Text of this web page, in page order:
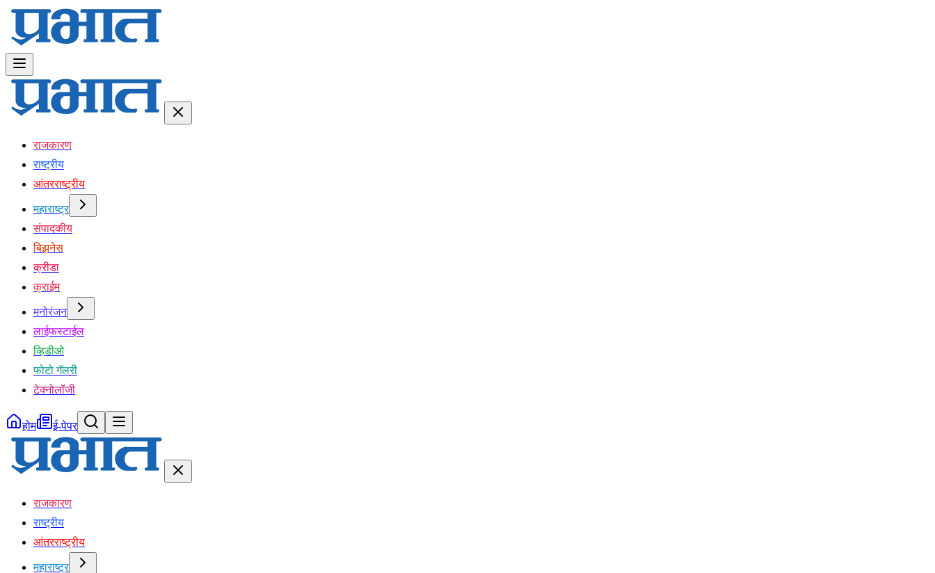
राजकारण
राष्ट्रीय
आंतरराष्ट्रीय
महाराष्ट्र
संपादकीय
बिझनेस
क्रीडा
क्राईम
मनोरंजन
लाईफस्टाईल
व्हिडीओ
फोटो गॅलरी
टेक्नोलॉजी
होम ई-पेपर
राजकारण
राष्ट्रीय
आंतरराष्ट्रीय
महाराष्ट्र